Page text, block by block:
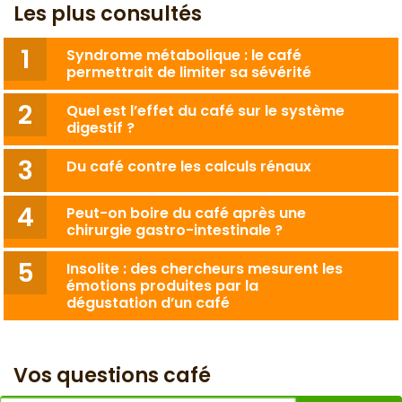
Les plus consultés
Syndrome métabolique : le café
permettrait de limiter sa sévérité
Quel est l’effet du café sur le système
digestif ?
Du café contre les calculs rénaux
Peut-on boire du café après une
chirurgie gastro-intestinale ?
Insolite : des chercheurs mesurent les
émotions produites par la
dégustation d’un café
Vos questions café